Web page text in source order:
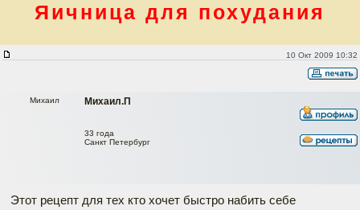
Яичница для похудания
10 Окт 2009 10:32
Михаил.П
Михаил
33 года
Санкт Петербург
Этот рецепт для тех кто хочет быстро набить себе